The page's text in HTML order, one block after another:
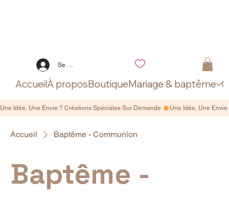
AccueilÀ proposBoutiqueMariage & baptême
Se connecter
Accueil Baptême - Communion
Baptême -